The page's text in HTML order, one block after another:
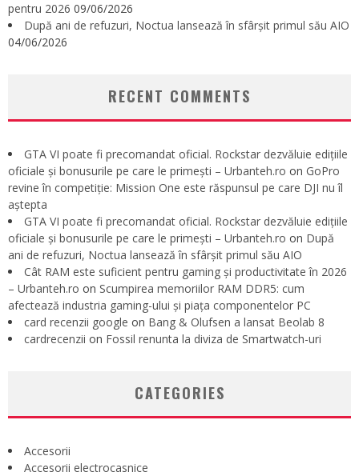
pentru 2026 09/06/2026
După ani de refuzuri, Noctua lansează în sfârșit primul său AIO
04/06/2026
RECENT COMMENTS
GTA VI poate fi precomandat oficial. Rockstar dezvăluie edițiile
oficiale și bonusurile pe care le primești – Urbanteh.ro on GoPro
revine în competiție: Mission One este răspunsul pe care DJI nu îl
aștepta
GTA VI poate fi precomandat oficial. Rockstar dezvăluie edițiile
oficiale și bonusurile pe care le primești – Urbanteh.ro on După
ani de refuzuri, Noctua lansează în sfârșit primul său AIO
Cât RAM este suficient pentru gaming și productivitate în 2026
– Urbanteh.ro on Scumpirea memoriilor RAM DDR5: cum
afectează industria gaming-ului și piața componentelor PC
card recenzii google on Bang & Olufsen a lansat Beolab 8
cardrecenzii on Fossil renunta la diviza de Smartwatch-uri
CATEGORIES
Accesorii
Accesorii electrocasnice